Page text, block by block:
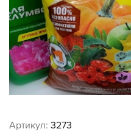
Артикул: 3273